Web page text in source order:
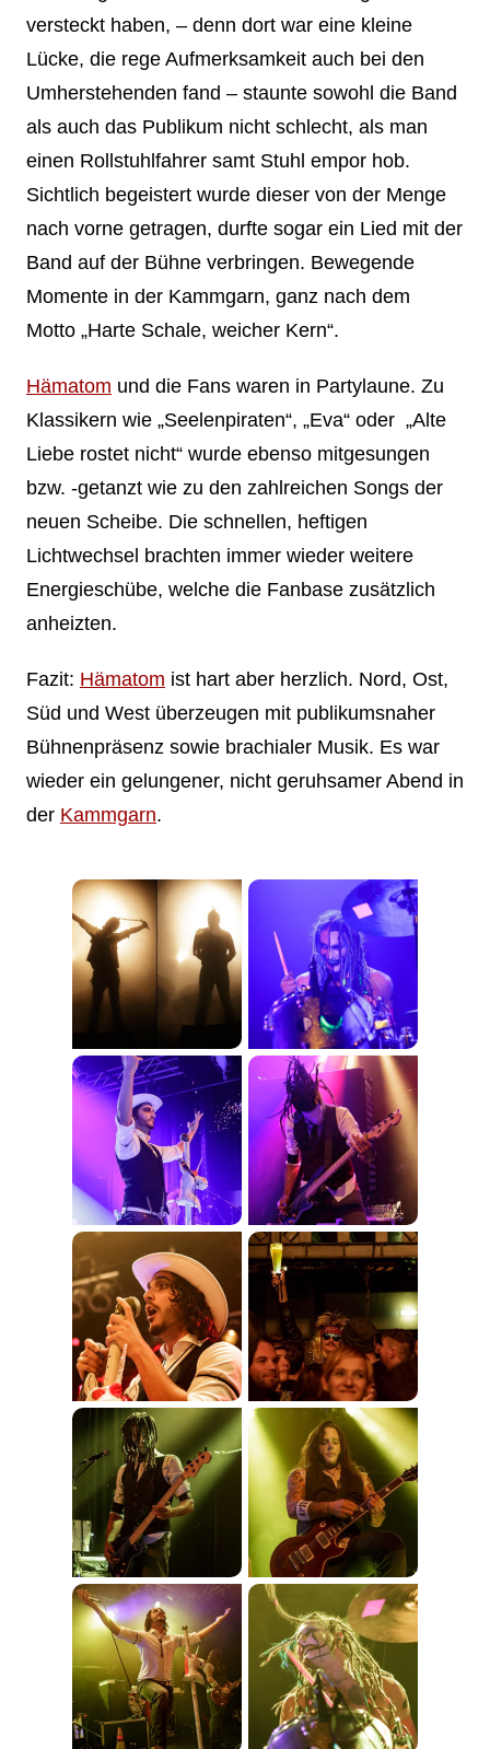
versteckt haben, – denn dort war eine kleine
Lücke, die rege Aufmerksamkeit auch bei den
Umherstehenden fand – staunte sowohl die Band
als auch das Publikum nicht schlecht, als man
einen Rollstuhlfahrer samt Stuhl empor hob.
Sichtlich begeistert wurde dieser von der Menge
nach vorne getragen, durfte sogar ein Lied mit der
Band auf der Bühne verbringen. Bewegende
Momente in der Kammgarn, ganz nach dem
Motto „Harte Schale, weicher Kern“.
Hämatom und die Fans waren in Partylaune. Zu
Klassikern wie „Seelenpiraten“, „Eva“ oder „Alte
Liebe rostet nicht“ wurde ebenso mitgesungen
bzw. -getanzt wie zu den zahlreichen Songs der
neuen Scheibe. Die schnellen, heftigen
Lichtwechsel brachten immer wieder weitere
Energieschübe, welche die Fanbase zusätzlich
anheizten.
Fazit: Hämatom ist hart aber herzlich. Nord, Ost,
Süd und West überzeugen mit publikumsnaher
Bühnenpräsenz sowie brachialer Musik. Es war
wieder ein gelungener, nicht geruhsamer Abend in
der Kammgarn.